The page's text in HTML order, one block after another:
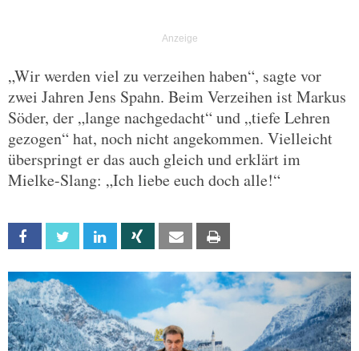
„Wir werden viel zu verzeihen haben“, sagte vor
zwei Jahren Jens Spahn. Beim Verzeihen ist Markus
Söder, der „lange nachgedacht“ und „tiefe Lehren
gezogen“ hat, noch nicht angekommen. Vielleicht
überspringt er das auch gleich und erklärt im
Mielke-Slang: „Ich liebe euch doch alle!“
Facebook Twitter Linkedin Xing Email